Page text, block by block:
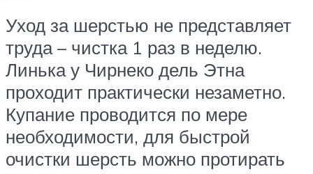
Уход за шерстью не представляет
труда – чистка 1 раз в неделю.
Линька у Чирнеко дель Этна
проходит практически незаметно.
Купание проводится по мере
необходимости, для быстрой
очистки шерсть можно протирать